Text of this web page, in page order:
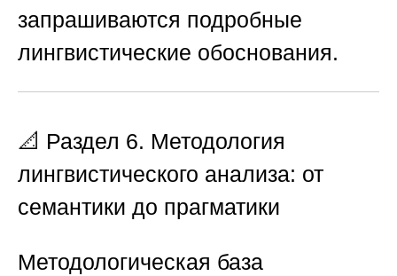
запрашиваются подробные
лингвистические обоснования.
📐 Раздел 6. Методология
лингвистического анализа: от
семантики до прагматики
Методологическая база